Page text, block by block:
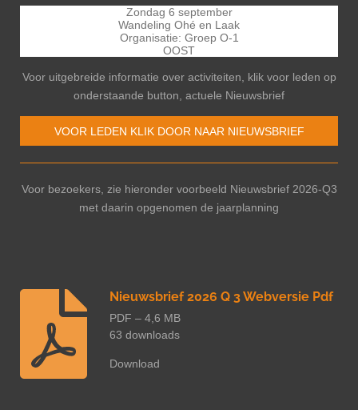
Zondag 6 september
Wandeling Ohé en Laak
Organisatie: Groep O-1
OOST
Voor uitgebreide informatie over activiteiten, klik voor leden op
onderstaande button, actuele Nieuwsbrief
VOOR LEDEN KLIK DOOR NAAR NIEUWSBRIEF
Voor bezoekers, zie hieronder voorbeeld Nieuwsbrief 2026-Q3
met daarin opgenomen de jaarplanning
Nieuwsbrief 2026 Q 3 Webversie Pdf
PDF – 4,6 MB
63 downloads
Download